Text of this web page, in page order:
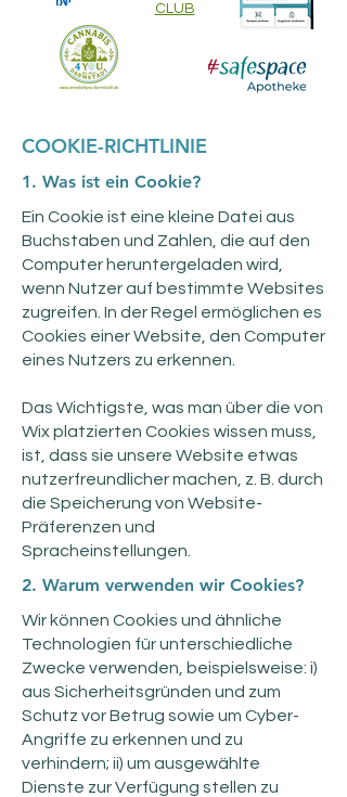
CLUB
COOKIE-RICHTLINIE
1. Was ist ein Cookie?
Ein Cookie ist eine kleine Datei aus
Buchstaben und Zahlen, die auf den
Computer heruntergeladen wird,
wenn Nutzer auf bestimmte Websites
zugreifen. In der Regel ermöglichen es
Cookies einer Website, den Computer
eines Nutzers zu erkennen.
Das Wichtigste, was man über die von
Wix platzierten Cookies wissen muss,
ist, dass sie unsere Website etwas
nutzerfreundlicher machen, z. B. durch
die Speicherung von Website-
Präferenzen und
Spracheinstellungen.
2. Warum verwenden wir Cookies?
Wir können Cookies und ähnliche
Technologien für unterschiedliche
Zwecke verwenden, beispielsweise: i)
aus Sicherheitsgründen und zum
Schutz vor Betrug sowie um Cyber-
Angriffe zu erkennen und zu
verhindern; ii) um ausgewählte
Dienste zur Verfügung stellen zu